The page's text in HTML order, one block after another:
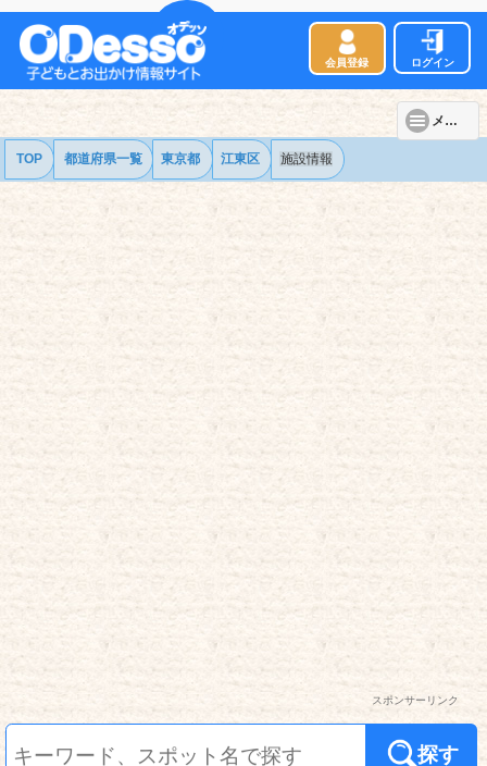
会員登録 ログイン
メニュー
TOP 都道府県一覧 東京都 江東区 施設情報
スポンサーリンク
探す